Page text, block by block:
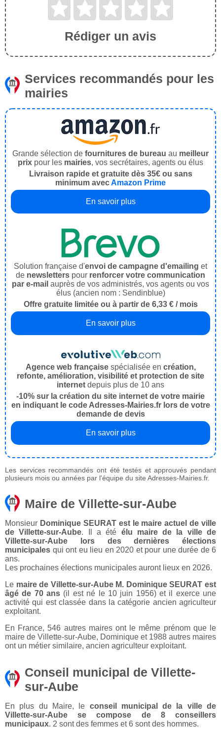
Rédiger un avis
Services recommandés pour les
mairies
Grande sélection de fournitures de bureau au meilleur
prix pour les mairies, vos secrétaires, agents ou élus
Livraison rapide et gratuite dès 35€ ou sans
minimum avecAmazon Prime
En savoir plus
Solution française d'envoi de campagne d'emailing et
de newsletters pour renforcer votre communication
par e-mail auprès de vos administrés, vos agents ou vos
élus (ancien nom : Sendinblue)
Offre gratuite limitée ou à partir de 6,33 € / mois
En savoir plus
Agence web françaisespécialisée en création,
refonte, amélioration, visibilité et protection de site
internet depuis plus de 10 ans
-10% sur la création du site internet de votre mairie
en indiquant le code Adresses-Mairies.fr lors de votre
demande de devis
En savoir plus
Les services recommandés ont été testés et approuvés pendant
plusieurs mois ou années par l'équipe du site Adresses-Mairies.fr.
Maire de Villette-sur-Aube
Monsieur Dominique SEURAT est le maire actuel de ville
de Villette-sur-Aube. Il a été élu maire de la ville de
Villette-sur-Aube lors des dernières élections
municipales qui ont eu lieu en 2020 et pour une durée de 6
ans.
Les prochaines élections municipales auront lieux en 2026.
Le maire de Villette-sur-Aube M. Dominique SEURAT est
âgé de 70 ans (il est né le 10 juin 1956) et il exerce une
activité qui est classée dans la catégorie ancien agriculteur
exploitant.
En France, 546 autres maires ont le même prénom que le
maire de Villette-sur-Aube, Dominique et 1988 autres maires
ont un métier similaire, ancien agriculteur exploitant.
Conseil municipal de Villette-
sur-Aube
En plus du Maire, le conseil municipal de la ville de
Villette-sur-Aube se compose de 8 conseillers
municipaux. 2 sont des femmes et 6 sont des hommes.